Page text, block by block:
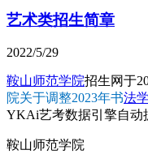
艺术类招生简章
2022/5/29
鞍山师范学院招生网于
院关于调整2023年书法学
YKAi艺考数据引擎自动
鞍山师范学院